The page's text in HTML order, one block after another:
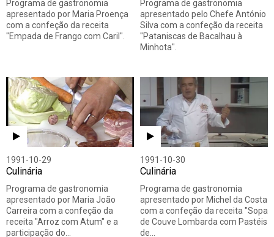
Programa de gastronomia
apresentado por Maria Proença
com a confeção da receita
"Empada de Frango com Caril".
Programa de gastronomia
apresentado pelo Chefe António
Silva com a confeção da receita
"Pataniscas de Bacalhau à
Minhota".
1991-10-29
Culinária
Programa de gastronomia
apresentado por Maria João
Carreira com a confeção da
receita "Arroz com Atum" e a
participação do…
1991-10-30
Culinária
Programa de gastronomia
apresentado por Michel da Costa
com a confeção da receita "Sopa
de Couve Lombarda com Pastéis
de…